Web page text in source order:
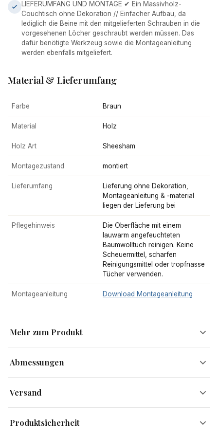
LIEFERUMFANG UND MONTAGE ✔ Ein Massivholz-
Couchtisch ohne Dekoration // Einfacher Aufbau, da
lediglich die Beine mit den mitgelieferten Schrauben in die
vorgesehenen Löcher geschraubt werden müssen. Das
dafür benötigte Werkzeug sowie die Montageanleitung
werden ebenfalls mitgeliefert.
Material & Lieferumfang
Farbe Braun
Material Holz
Holz Art Sheesham
Montagezustand montiert
Lieferumfang
Lieferung ohne Dekoration,
Montageanleitung & -material
liegen der Lieferung bei
Pflegehinweis
Die Oberfläche mit einem
lauwarm angefeuchteten
Baumwolltuch reinigen. Keine
Scheuermittel, scharfen
Reinigungsmittel oder tropfnasse
Tücher verwenden.
Montageanleitung Download Montageanleitung
Mehr zum Produkt
Schnell gemütlich gemacht
das geschwungene Tischgestell, das die Platte aus erlesenem
Abmessungen
Versand
Produktsicherheit